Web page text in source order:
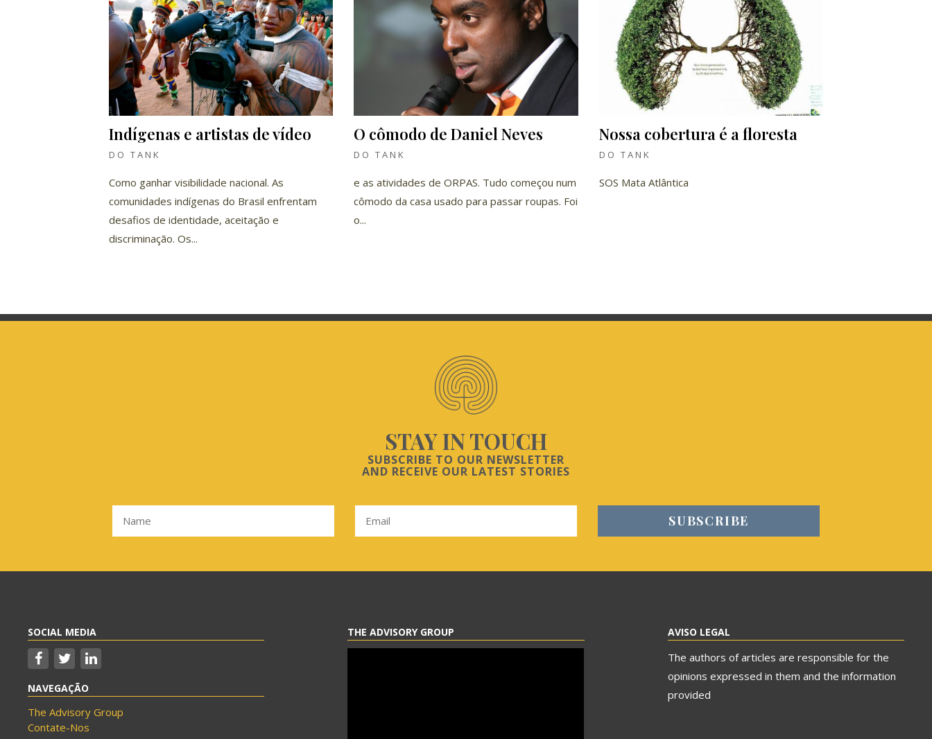
Indígenas e artistas de vídeo
DO TANK
Como ganhar visibilidade nacional. As
comunidades indígenas do Brasil enfrentam
desafios de identidade, aceitação e
discriminação. Os...
O cômodo de Daniel Neves
DO TANK
e as atividades de ORPAS. Tudo começou num
cômodo da casa usado para passar roupas. Foi
o...
Nossa cobertura é a floresta
DO TANK
SOS Mata Atlântica
STAY IN TOUCH
SUBSCRIBE TO OUR NEWSLETTER
AND RECEIVE OUR LATEST STORIES
SOCIAL MEDIA
NAVEGAÇÃO
The Advisory Group
Contate-Nos
THE ADVISORY GROUP AVISO LEGAL
The authors of articles are responsible for the
opinions expressed in them and the information
provided